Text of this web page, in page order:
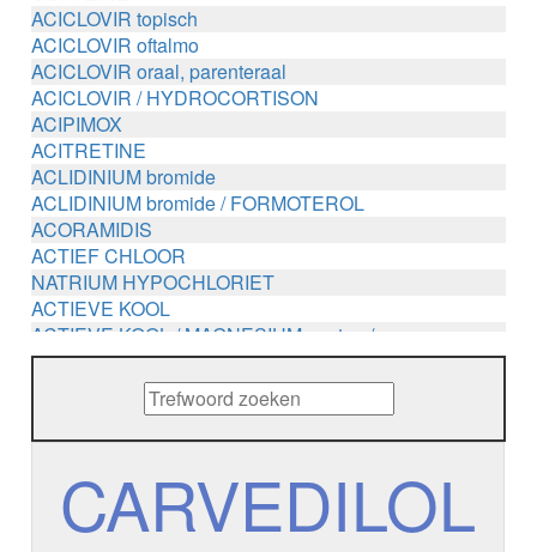
ACICLOVIR topisch
ACICLOVIR oftalmo
ACICLOVIR oraal, parenteraal
ACICLOVIR / HYDROCORTISON
ACIPIMOX
ACITRETINE
ACLIDINIUM bromide
ACLIDINIUM bromide / FORMOTEROL
ACORAMIDIS
ACTIEF CHLOOR
NATRIUM HYPOCHLORIET
ACTIEVE KOOL
ACTIEVE KOOL / MAGNESIUM zouten /
METHENAMINE
ADALIMUMAB
ADAPALEEN
ADAPALEEN / BENZOYLPEROXIDE
ADENOSINE
AESCINE
CARVEDILOL